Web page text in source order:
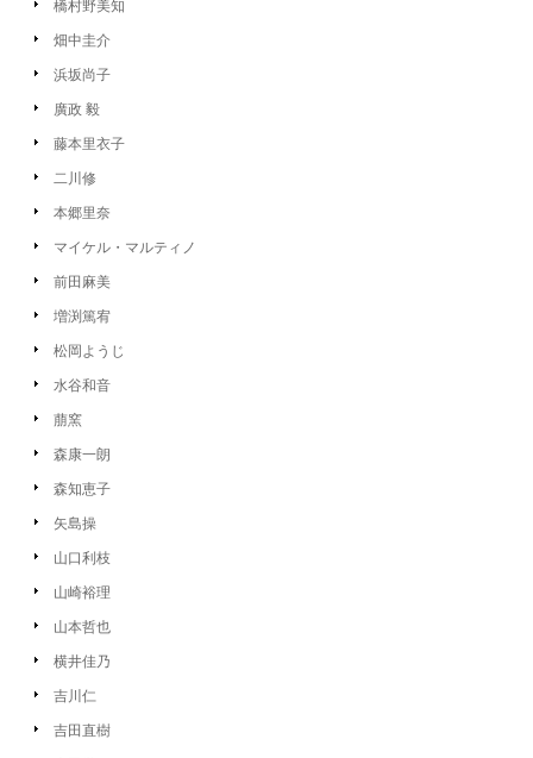
橋村野美知
畑中圭介
浜坂尚子
廣政 毅
藤本里衣子
二川修
本郷里奈
マイケル・マルティノ
前田麻美
増渕篤宥
松岡ようじ
水谷和音
萠窯
森康一朗
森知恵子
矢島操
山口利枝
山崎裕理
山本哲也
横井佳乃
吉川仁
吉田直樹